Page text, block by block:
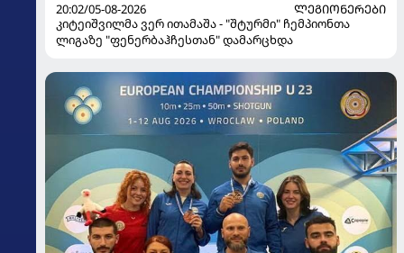
20:02/05-08-2026
ᲚᲔᲒᲘᲝᲜᲔᲠᲔᲑᲘ
კიტეიშვილმა ვერ ითამაშა - "შტურმი" ჩემპიონთა
ლიგაზე "ფენერბაჰჩესთან" დამარცხდა